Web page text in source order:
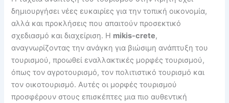
δημιουργήσει νέες ευκαιρίες για την τοπική οικονομία,
αλλά και προκλήσεις που απαιτούν προσεκτικό
σχεδιασμό και διαχείριση. Η mikis-crete,
αναγνωρίζοντας την ανάγκη για βιώσιμη ανάπτυξη του
τουρισμού, προωθεί εναλλακτικές μορφές τουρισμού,
όπως τον αγροτουρισμό, τον πολιτιστικό τουρισμό και
τον οικοτουρισμό. Αυτές οι μορφές τουρισμού
προσφέρουν στους επισκέπτες μια πιο αυθεντική